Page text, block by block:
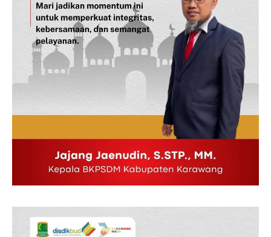
Company
Disclaimer
Kontak Kami
Redaksi
Pedoman Media Siber
Indeks Berita